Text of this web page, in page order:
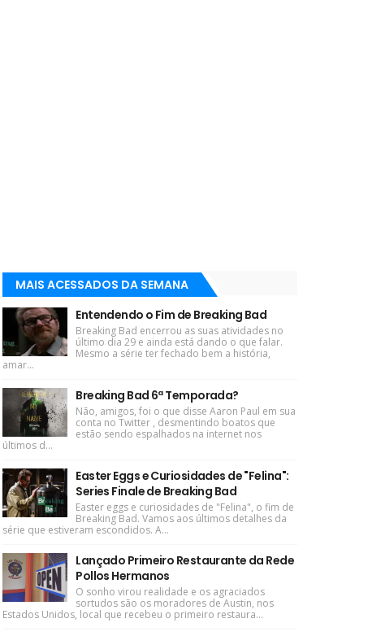
MAIS ACESSADOS DA SEMANA
Entendendo o Fim de Breaking Bad
Breaking Bad encerrou as suas atividades no
último dia 29 e ainda está dando o que falar.
Mesmo a série ter fechado bem a história,
amar...
Breaking Bad 6ª Temporada?
Não, amigos, foi o que disse Aaron Paul em sua
conta no Twitter , desmentindo boatos que
estão sendo espalhados na internet nos
últimos d...
Easter Eggs e Curiosidades de "Felina":
Series Finale de Breaking Bad
Easter eggs e curiosidades de "Felina", o fim de
Breaking Bad. Vamos aos últimos detalhes da
série que estiveram escondidos. A...
Lançado Primeiro Restaurante da Rede
Pollos Hermanos
O sonho virou realidade e os agraciados
sortudos são os moradores de Austin, nos
Estados Unidos, local que recebeu o primeiro restaura...